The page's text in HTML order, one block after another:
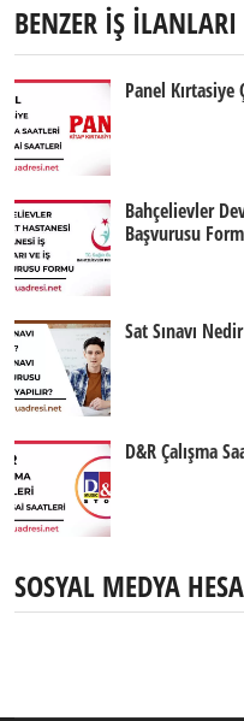
BENZER İŞ İLANLARI
Panel Kırtasiye
Bahçelievler
Başvurusu
Sat Sınavı
D&R Çalışma
SOSYAL MEDYA